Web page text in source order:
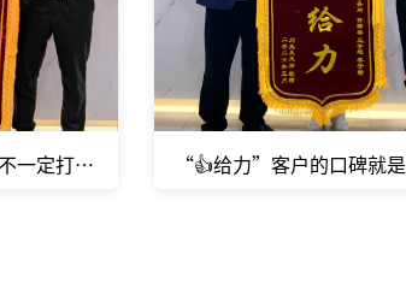
一定打怪兽，但一定会守护客户“👍给力”客户的口碑就